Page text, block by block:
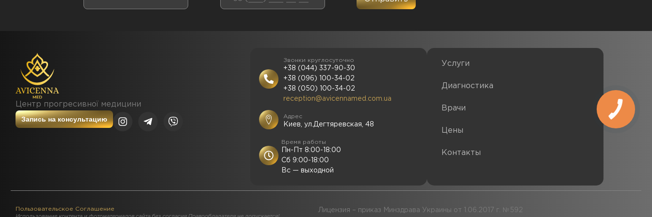
Центр прогресивної медицини
Запись на консультацию
Звонки круглосуточно
+38 (044) 337-90-30
+38 (096) 100-34-02
+38 (050) 100-34-02
reception@avicennamed.com.ua
Адрес
Киев, ул.Дегтяревская, 48
Время работы
Пн-Пт 8:00-18:00
Сб 9:00-18:00
Вс — выходной
Услуги
Диагностика
Врачи
Цены
Контакты
Пользовательское Соглашение Лицензия – приказ Минздрава Украины от 1.06.2017 г. №592